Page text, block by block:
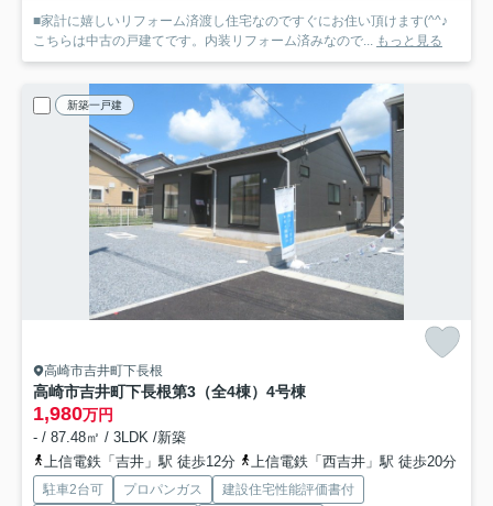
■家計に嬉しいリフォーム済渡し住宅なのですぐにお住い頂けます(^^♪
こちらは中古の戸建てです。内装リフォーム済みなので... もっと見る
新築一戸建
高崎市吉井町下長根
高崎市吉井町下長根第3（全4棟）4号棟
1,980万円
- / 87.48㎡ / 3LDK /新築
上信電鉄「吉井」駅 徒歩12分
上信電鉄「西吉井」駅 徒歩20分
駐車2台可 プロパンガス 建設住宅性能評価書付